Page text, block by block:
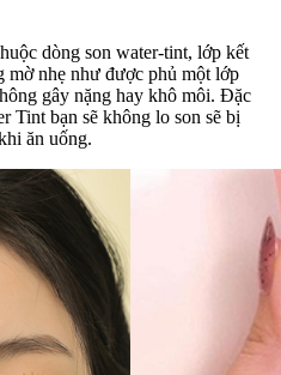
dòng son water-tint, lớp kết
mờ nhẹ như được phủ một lớp
gây nặng hay khô môi. Đặc
Tint bạn sẽ không lo son sẽ bị
ăn uống.